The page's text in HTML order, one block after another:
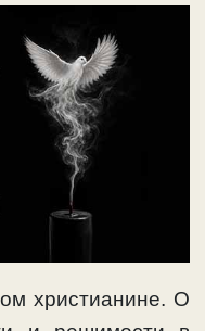
христианине. О